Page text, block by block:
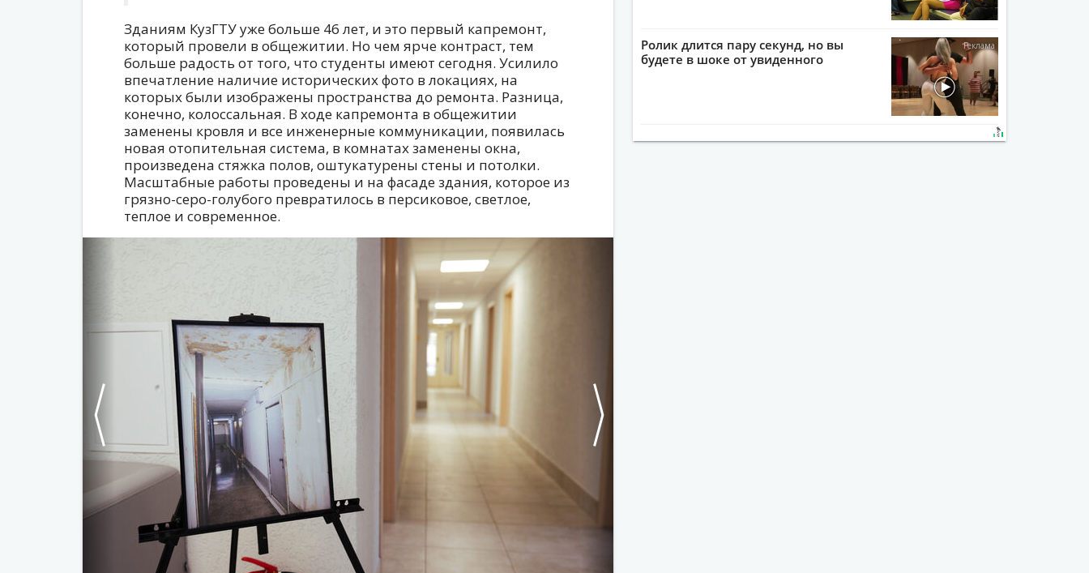
Зданиям КузГТУ уже больше 46 лет, и это первый капремонт,
который провели в общежитии. Но чем ярче контраст, тем
больше радость от того, что студенты имеют сегодня. Усилило
впечатление наличие исторических фото в локациях, на
которых были изображены пространства до ремонта. Разница,
конечно, колоссальная. В ходе капремонта в общежитии
заменены кровля и все инженерные коммуникации, появилась
новая отопительная система, в комнатах заменены окна,
произведена стяжка полов, оштукатурены стены и потолки.
Масштабные работы проведены и на фасаде здания, которое из
грязно-серо-голубого превратилось в персиковое, светлое,
теплое и современное.
Ролик длится пару секунд, но вы
будете в шоке от увиденного